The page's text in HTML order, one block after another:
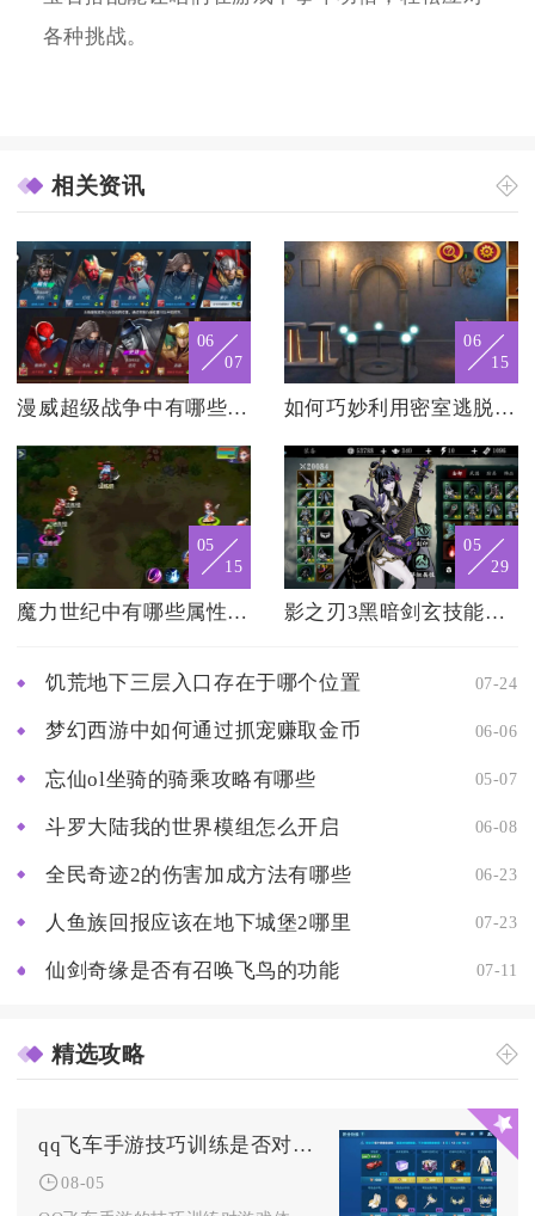
各种挑战。
相关资讯
06
07
漫威超级战争中有哪些最美的英雄
06
15
如何巧妙利用密室逃脱18的一杯朗姆酒
05
15
魔力世纪中有哪些属性是冰的怪物
05
29
影之刃3黑暗剑玄技能如何提升
饥荒地下三层入口存在于哪个位置 07-24
梦幻西游中如何通过抓宠赚取金币 06-06
忘仙ol坐骑的骑乘攻略有哪些 05-07
斗罗大陆我的世界模组怎么开启 06-08
全民奇迹2的伤害加成方法有哪些 06-23
人鱼族回报应该在地下城堡2哪里 07-23
仙剑奇缘是否有召唤飞鸟的功能 07-11
精选攻略
qq飞车手游技巧训练是否对游戏体验有帮助
08-05